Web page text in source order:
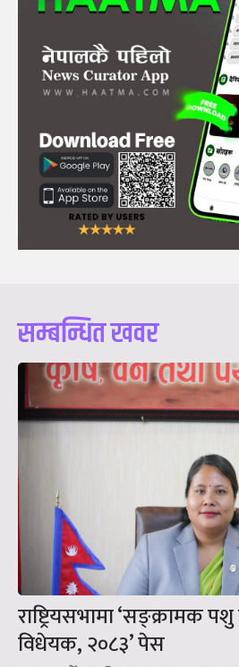
सम्बन्धित खवर
राष्ट्रियसभामा ‘सङ्क्रामक
विधेयक, २०८३’ पेस